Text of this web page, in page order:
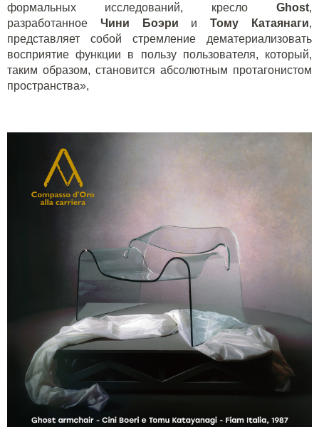
формальных исследований, кресло Ghost,
разработанное Чини Боэри и Тому Катаянаги,
представляет собой стремление дематериализовать
восприятие функции в пользу пользователя, который,
таким образом, становится абсолютным протагонистом
пространства»,